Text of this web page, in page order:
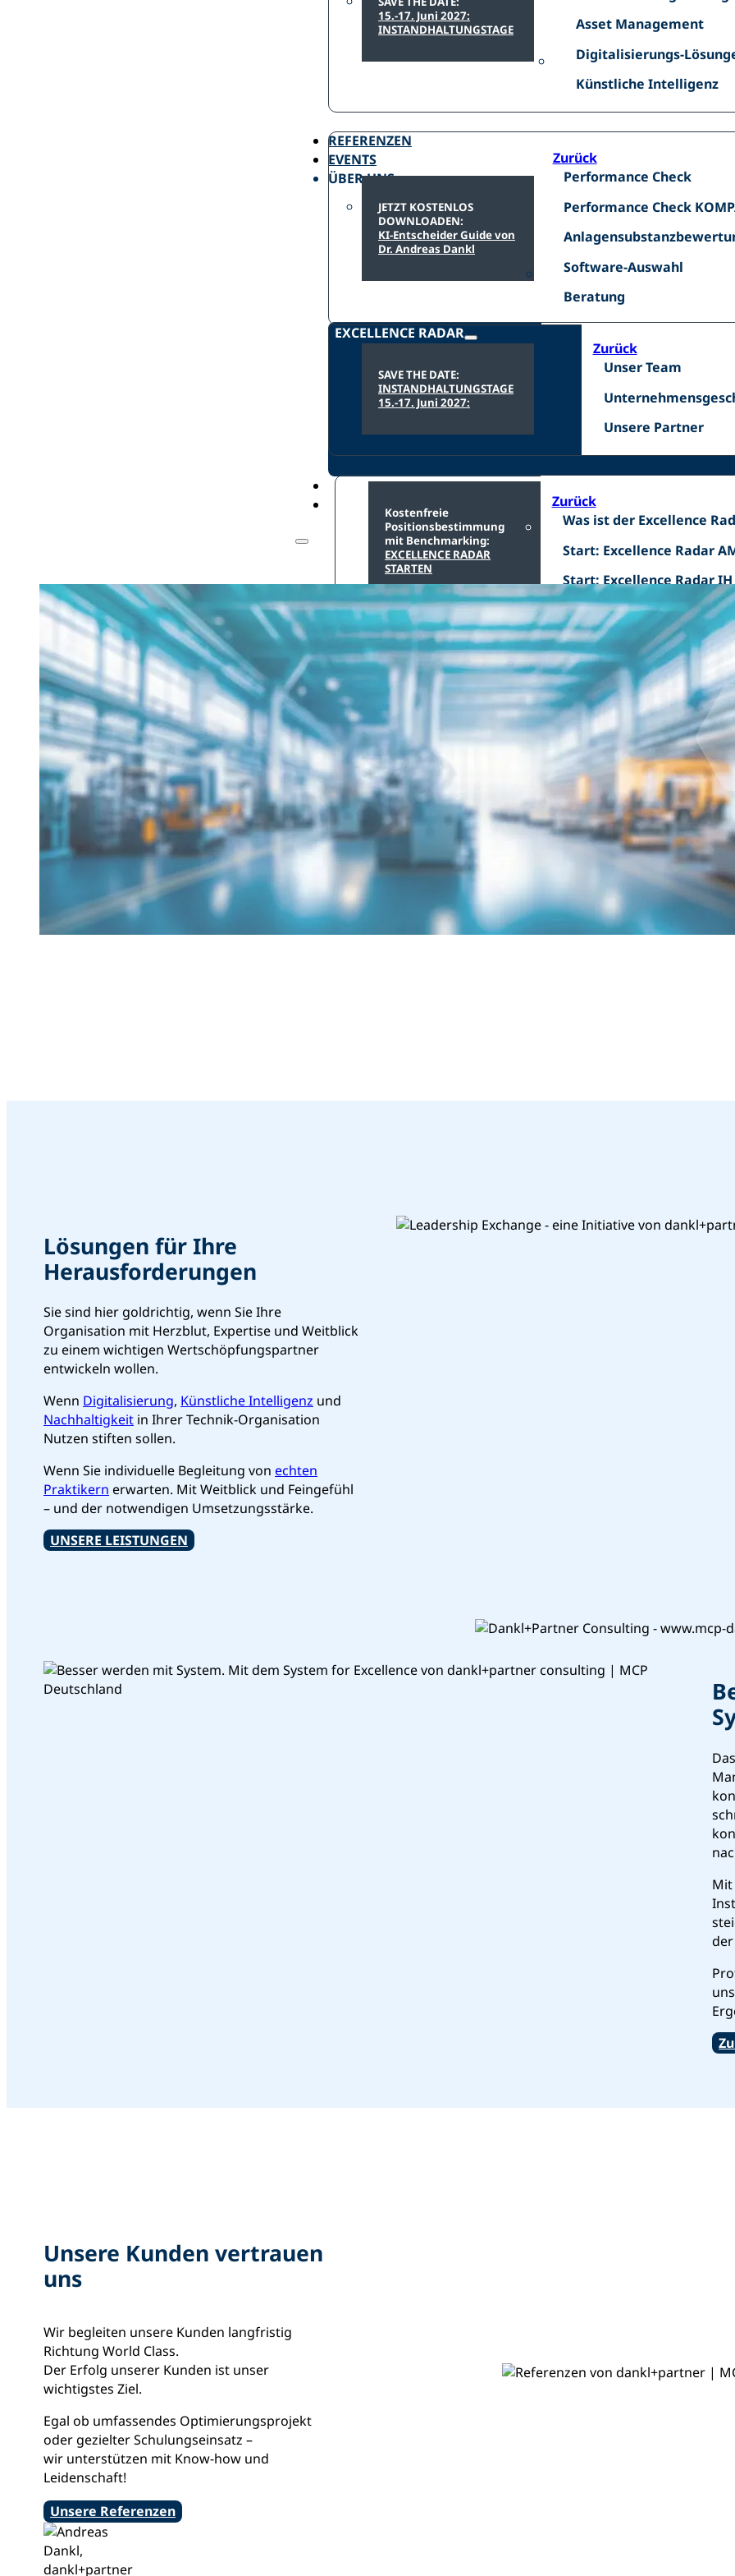
15.-17. Juni 2027:
INSTANDHALTUNGSTAGE
-
Asset Management
Asset
Digitalisierungs-
Digitalisierungs-
Künstliche Intelligenz
Künstliche
JETZT KOSTENLOS
DOWNLOADEN:
KI-Entscheider Guide von
Dr. Andreas Dankl
Zurück
Performance Check
Performance
Performance Check
Performance
KOMPAKT
Software-Auswahl
Software-
Beratung
Beratung
REFERENZEN
EVENTS
ÜBER UNS
SAVE THE DATE:
INSTANDHALTUNGSTAGE
15.-17. Juni 2027:
Zurück
Unser Team
Unser
Unsere Partner
Unsere
EXCELLENCE RADAR
Kostenfreie
Positionsbestimmung
mit Benchmarking:
EXCELLENCE RADAR
STARTEN
Zurück
Was ist der Excellence
Was
der
Excellence
Start: Excellence Radar
Start:
Radar
Start: Excellence Radar IH
Start:
Ihr
MEHR
Lösungen für Ihre
Herausforderungen
Sie sind hier goldrichtig, wenn Sie Ihre
Organisation mit Herzblut, Expertise und Weitblick
zu einem wichtigen Wertschöpfungspartner
entwickeln wollen.
Wenn Digitalisierung, Künstliche Intelligenz und
Nachhaltigkeit in Ihrer Technik-Organisation
Nutzen stiften sollen.
Wenn Sie individuelle Begleitung von echten
Praktikern erwarten. Mit Weitblick und Feingefühl
– und der notwendigen Umsetzungsstärke.
UNSERE LEISTUNGEN
Mit
Unsere Kunden vertrauen
uns
Wir begleiten unsere Kunden langfristig
Richtung World Class.
Der Erfolg unserer Kunden ist unser
wichtigstes Ziel.
Egal ob umfassendes Optimierungsprojekt
oder gezielter Schulungseinsatz –
wir unterstützen mit Know-how und
Leidenschaft!
Unsere Referenzen